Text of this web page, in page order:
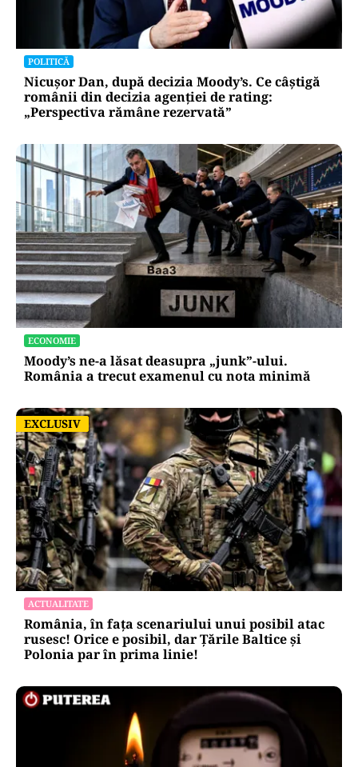
Primele două barje, scufundate cu succes în
Dunăre. Radu Miruță: „Este o procedură lentă
pentru a se așeza cât mai bine”
POLITICĂ
Nicușor Dan, după decizia Moody’s. Ce câștigă
românii din decizia agenției de rating:
„Perspectiva rămâne rezervată”
ECONOMIE
Moody’s ne-a lăsat deasupra „junk”-ului.
România a trecut examenul cu nota minimă
EXCLUSIV
EXCLUSIV